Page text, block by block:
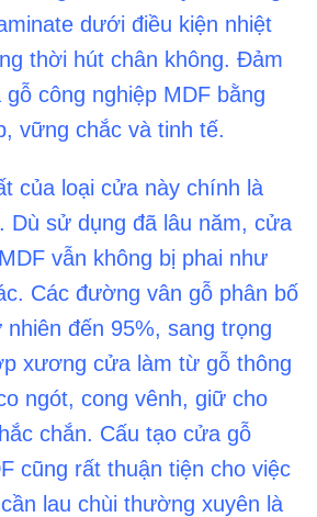
dưới điều kiện nhiệt
thời hút chân không. Đảm
công nghiệp MDF bằng
vững chắc và tinh tế.
của loại cửa này chính là
Dù sử dụng đã lâu năm, cửa
vẫn không bị phai như
Các đường vân gỗ phân bố
đến 95%, sang trọng
xương cửa làm từ gỗ thông
ngót, cong vênh, giữ cho
chắn. Cấu tạo cửa gỗ
cũng rất thuận tiện cho việc
lau chùi thường xuyên là